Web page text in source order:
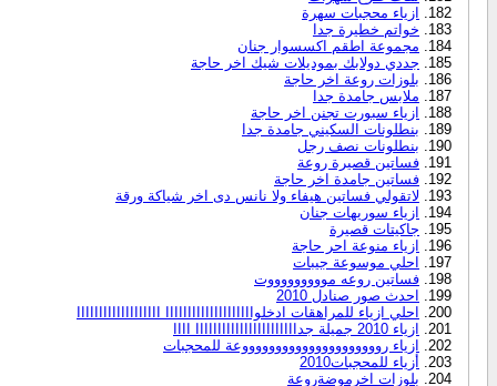
ازياء محجبات سهرة
خواتم خطيرة جدا
مجموعة اطقم اكسسوار جنان
جددي دولابك بموديلات شيك اخر حاجة
بلوزات روعة اخر حاجة
ملابس جامدة جدا
ازياء سبورت تجنن اخر حاجة
بنطلونات السكيني جامدة جدا
بنطلونات نصف رجل
فساتين قصيرة روعة
فساتين جامدة اخر حاجة
لاتقولي فساتين هيفاء ولا نانس دى اخر شياكة ورقة
ازياء سوريهات جنان
جاكيتات قصيرة
ازياء منوعة احر حاجة
احلي موسوعة جيبات
فساتين روعه موووووووووت
احدث صور صنادل 2010
احلي ازياء للمراهقات ادخلواااااااااااااااااااا ااااااااااااااااااا
ازياء 2010 جميلة جدااااااااااااااااااااااا اااا
ازياء روووووووووووووووووووووعة للمحجبات
أزياء للمحجبات2010
بلوزات اخرموضةروعة